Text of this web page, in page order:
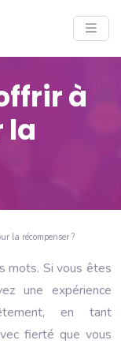
à
la
la récompenser ?
mots. Si vous êtes
une expérience
en tant
fierté que vous